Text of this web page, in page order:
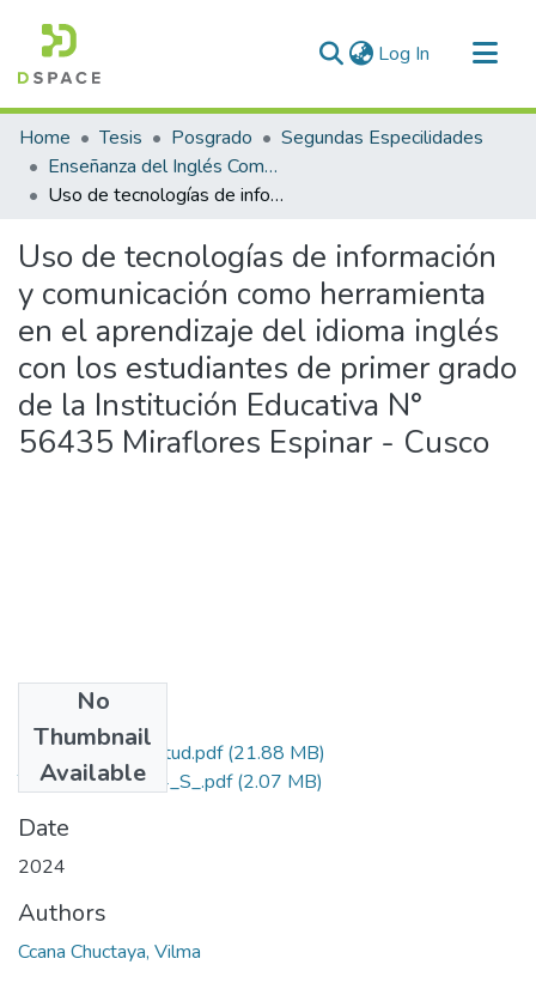
Log In (current)
Communities & Collections
All of DSpace
Statistics
Home Tesis Posgrado
Segundas Especilidades
Enseñanza del Inglés Como Lengua Extranjera
Uso de tecnologías de información y comunicación como herramienta en el aprendizaje del idioma inglés con los estudiantes de primer grado de la Institución Educativa N° 56435 Miraflores Espinar - Cusco
Uso de tecnologías de información
y comunicación como herramienta
en el aprendizaje del idioma inglés
con los estudiantes de primer grado
de la Institución Educativa N°
56435 Miraflores Espinar - Cusco
No
Thumbnail
Available
Grado de Similitud.pdf(21.88 MB)
T036_40190514_S_.pdf(2.07 MB)
Date
2024
Authors
Ccana Chuctaya, Vilma